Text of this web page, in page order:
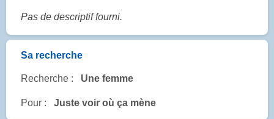
Pas de descriptif fourni.
Sa recherche
Recherche : Une femme
Pour : Juste voir où ça mène